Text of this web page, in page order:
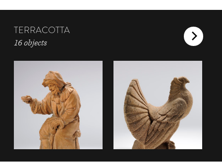
TERRACOTTA
16 objects